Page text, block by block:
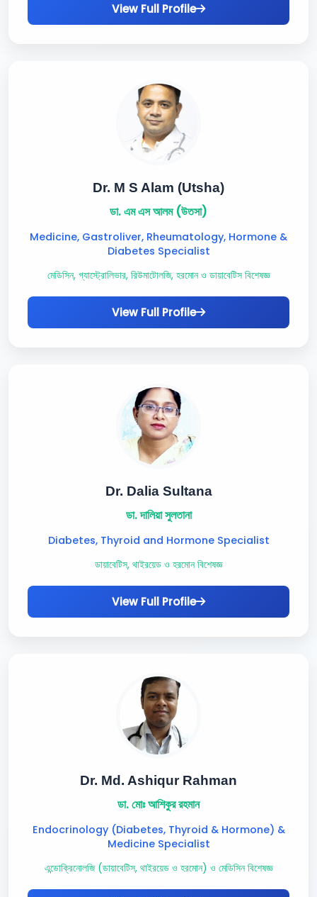
View Full Profile
Dr. M S Alam (Utsha)
ডা. এম এস আলম (উতসা)
Medicine, Gastroliver, Rheumatology, Hormone &
Diabetes Specialist
মেডিসিন, গ্যাস্ট্রোলিভার, রিউমাটোলজি, হরমোন ও ডায়াবেটিস বিশেষজ্ঞ
View Full Profile
Dr. Dalia Sultana
ডা. দালিয়া সুলতানা
Diabetes, Thyroid and Hormone Specialist
ডায়াবেটিস, থাইরয়েড ও হরমোন বিশেষজ্ঞ
View Full Profile
Dr. Md. Ashiqur Rahman
ডা. মোঃ আশিকুর রহমান
Endocrinology (Diabetes, Thyroid & Hormone) &
Medicine Specialist
এন্ডোক্রিনোলজি (ডায়াবেটিস, থাইরয়েড ও হরমোন) ও মেডিসিন বিশেষজ্ঞ